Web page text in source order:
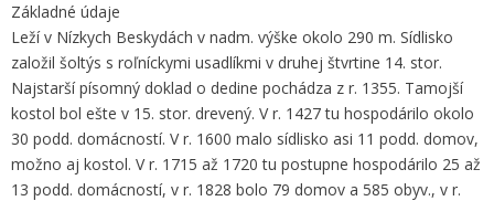
Základné údaje
Leží v Nízkych Beskydách v nadm. výške okolo 290 m. Sídlisko
založil šoltýs s roľníckymi usadlíkmi v druhej štvrtine 14. stor.
Najstarší písomný doklad o dedine pochádza z r. 1355. Tamojší
kostol bol ešte v 15. stor. drevený. V r. 1427 tu hospodárilo okolo
30 podd. domácností. V r. 1600 malo sídlisko asi 11 podd. domov,
možno aj kostol. V r. 1715 až 1720 tu postupne hospodárilo 25 až
13 podd. domácností, v r. 1828 bolo 79 domov a 585 obyv., v r.